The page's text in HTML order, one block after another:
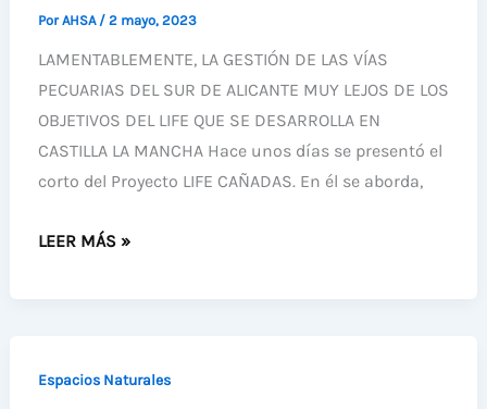
PorAHSA / 2 mayo, 2023
LAMENTABLEMENTE, LA GESTIÓN DE LAS VÍAS
PECUARIAS DEL SUR DE ALICANTE MUY LEJOS DE LOS
OBJETIVOS DEL LIFE QUE SE DESARROLLA EN
CASTILLA LA MANCHA Hace unos días se presentó el
corto del Proyecto LIFE CAÑADAS. En él se aborda,
PROYECTO
PARA
LEER MÁS »
Espacios Naturales